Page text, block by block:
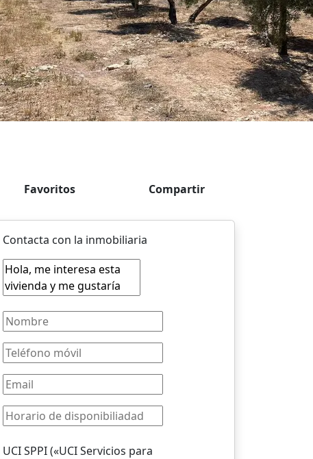
Favoritos Compartir
Contacta con la inmobiliaria
UCI SPPI («UCI Servicios para